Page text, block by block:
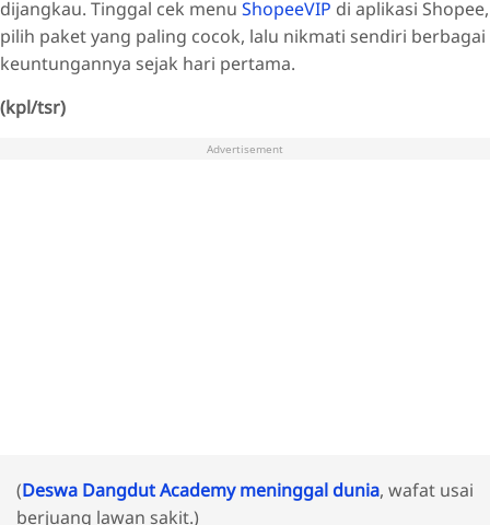
dijangkau. Tinggal cek menu ShopeeVIP di aplikasi Shopee,
pilih paket yang paling cocok, lalu nikmati sendiri berbagai
keuntungannya sejak hari pertama.
(kpl/tsr)
Advertisement
(Deswa Dangdut Academy meninggal dunia, wafat usai
berjuang lawan sakit.)